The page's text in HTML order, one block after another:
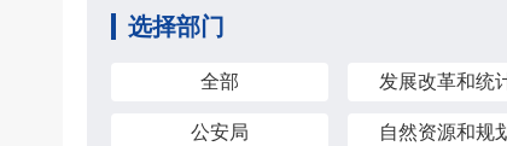
选择部门
全部 发展改革和统
公安局 自然资源和规